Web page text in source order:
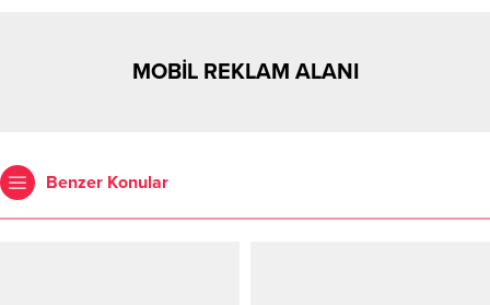
MOBİL REKLAM ALANI
Benzer Konular